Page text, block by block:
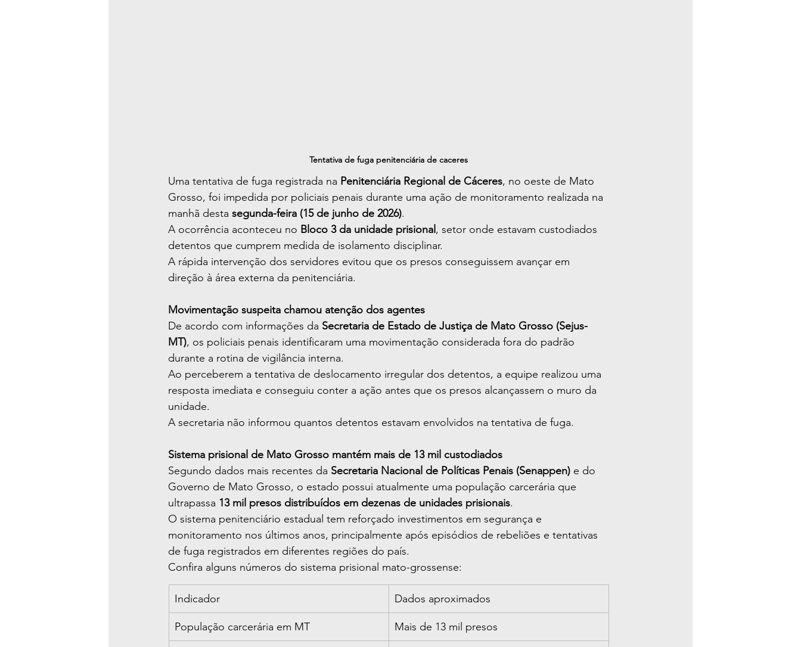
Tentativa de fuga penitenciária de caceres
Uma tentativa de fuga registrada na Penitenciária Regional de Cáceres, no oeste de Mato
Grosso, foi impedida por policiais penais durante uma ação de monitoramento realizada na
manhã desta segunda-feira (15 de junho de 2026).
A ocorrência aconteceu no Bloco 3 da unidade prisional , setor onde estavam custodiados
detentos que cumprem medida de isolamento disciplinar.
A rápida intervenção dos servidores evitou que os presos conseguissem avançar em
direção à área externa da penitenciária.
Movimentação suspeita chamou atenção dos agentes
De acordo com informações da Secretaria de Estado de Justiça de Mato Grosso (Sejus-
MT), os policiais penais identificaram uma movimentação considerada fora do padrão
durante a rotina de vigilância interna.
Ao perceberem a tentativa de deslocamento irregular dos detentos, a equipe realizou uma
resposta imediata e conseguiu conter a ação antes que os presos alcançassem o muro da
unidade.
A secretaria não informou quantos detentos estavam envolvidos na tentativa de fuga.
Sistema prisional de Mato Grosso mantém mais de 13 mil custodiados
Segundo dados mais recentes da Secretaria Nacional de Políticas Penais (Senappen) e do
Governo de Mato Grosso, o estado possui atualmente uma população carcerária que
ultrapassa 13 mil presos distribuídos em dezenas de unidades prisionais.
O sistema penitenciário estadual tem reforçado investimentos em segurança e
monitoramento nos últimos anos, principalmente após episódios de rebeliões e tentativas
de fuga registrados em diferentes regiões do país.
Confira alguns números do sistema prisional mato-grossense:
Indicador Dados aproximados
População carcerária em MT Mais de 13 mil presos